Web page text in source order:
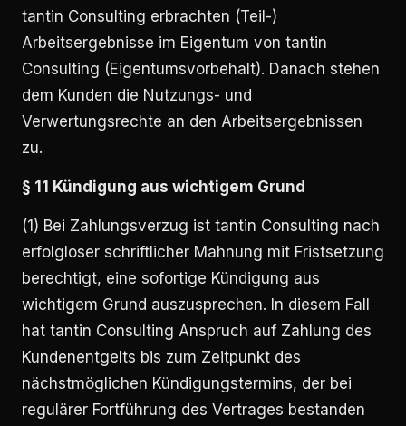
tantin Consulting erbrachten (Teil-)
Arbeitsergebnisse im Eigentum von tantin
Consulting (Eigentumsvorbehalt). Danach stehen
dem Kunden die Nutzungs- und
Verwertungsrechte an den Arbeitsergebnissen
zu.
§ 11 Kündigung aus wichtigem Grund
(1) Bei Zahlungsverzug ist tantin Consulting nach
erfolgloser schriftlicher Mahnung mit Fristsetzung
berechtigt, eine sofortige Kündigung aus
wichtigem Grund auszusprechen. In diesem Fall
hat tantin Consulting Anspruch auf Zahlung des
Kundenentgelts bis zum Zeitpunkt des
nächstmöglichen Kündigungstermins, der bei
regulärer Fortführung des Vertrages bestanden